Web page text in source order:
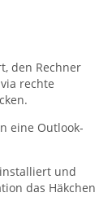
den Rechner
rechte
eine Outlook-
und
das Häkchen